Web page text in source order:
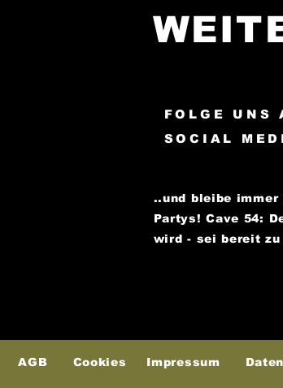
FOLGE UNS
SOCIAL
..und bleibe immer
Partys!Cave 54:
wird - sei bereit zu
AGB Cookies Impressum